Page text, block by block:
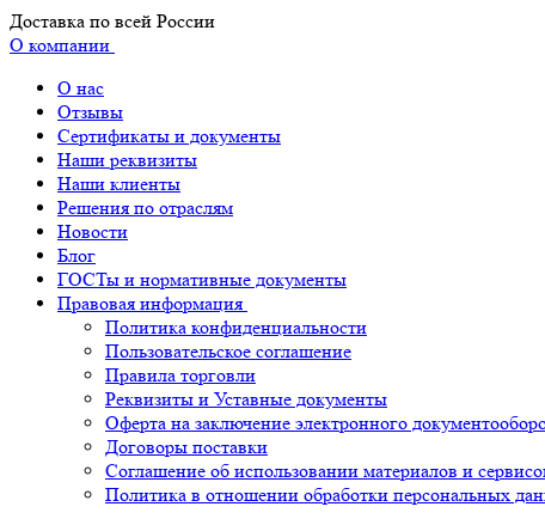
Доставка по всей России
О компании
О нас
Отзывы
Сертификаты и документы
Наши реквизиты
Наши клиенты
Решения по отраслям
Новости
Блог
ГОСТы и нормативные документы
Правовая информация
Политика конфиденциальности
Пользовательское соглашение
Правила торговли
Реквизиты и Уставные документы
Оферта на заключение электронного
Договоры поставки
Соглашение об использовании материалов и
Политика в отношении обработки персональных